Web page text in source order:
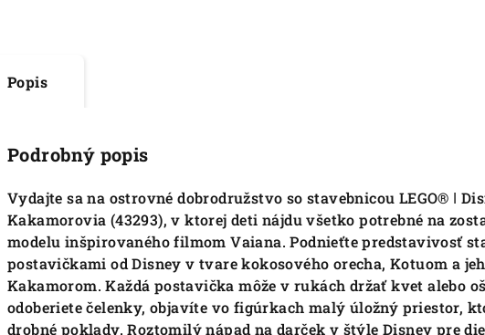
Popis
Podrobný popis
Vydajte sa na ostrovné dobrodružstvo so stavebnicou LEGO® ǀ
Kakamorovia (43293), v ktorej deti nájdu všetko potrebné na
modelu inšpirovaného filmom Vaiana. Podnieťte predstavivosť
postavičkami od Disney v tvare kokosového orecha, Kotuom a
Kakamorom. Každá postavička môže v rukách držať kvet alebo
odoberiete čelenky, objavíte vo figúrkach malý úložný priestor,
drobné poklady. Roztomilý nápad na darček v štýle Disney pre